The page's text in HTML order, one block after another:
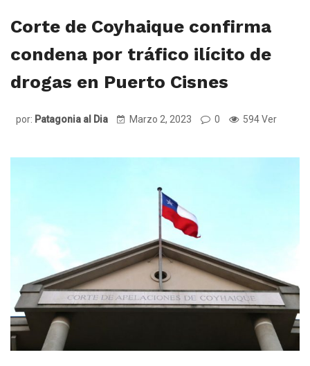
Corte de Coyhaique confirma
condena por tráfico ilícito de
drogas en Puerto Cisnes
por: Patagonia al Dia Marzo 2, 2023 0 594 Ver